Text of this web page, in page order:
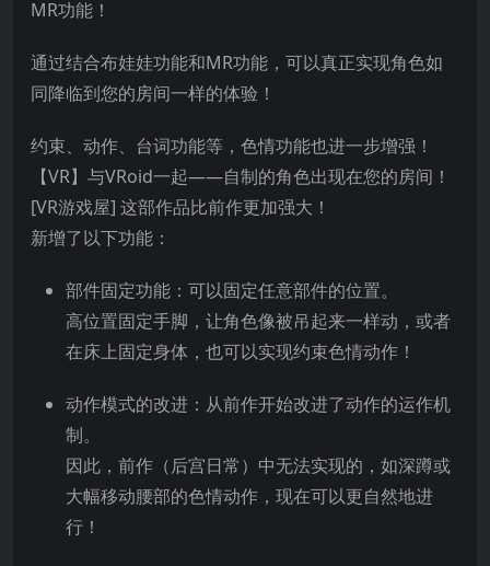
MR功能！
通过结合布娃娃功能和MR功能，可以真正实现角色如
同降临到您的房间一样的体验！
约束、动作、台词功能等，色情功能也进一步增强！
【VR】与VRoid一起——自制的角色出现在您的房间！
[VR游戏屋] 这部作品比前作更加强大！
新增了以下功能：
部件固定功能：可以固定任意部件的位置。
高位置固定手脚，让角色像被吊起来一样动，或者
在床上固定身体，也可以实现约束色情动作！
动作模式的改进：从前作开始改进了动作的运作机
制。
因此，前作（后宫日常）中无法实现的，如深蹲或
大幅移动腰部的色情动作，现在可以更自然地进
行！